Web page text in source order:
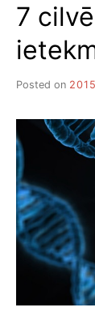
7
Posted on